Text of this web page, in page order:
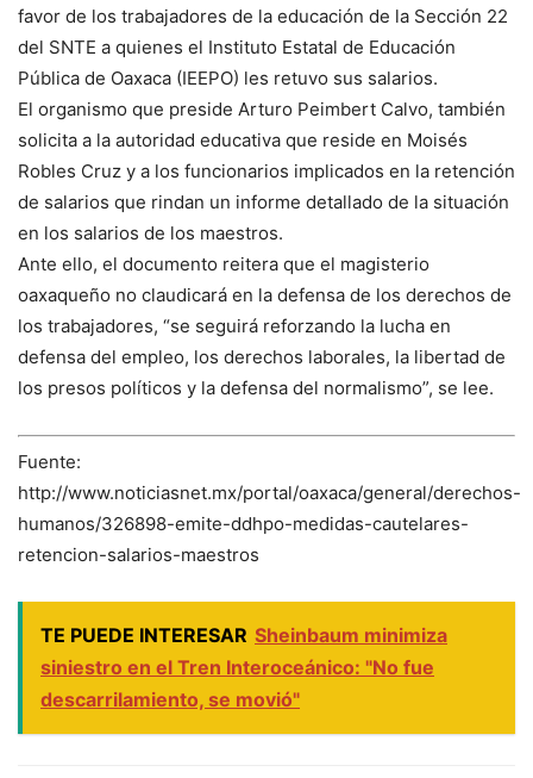
favor de los trabajadores de la educación de la Sección 22
del SNTE a quienes el Instituto Estatal de Educación
Pública de Oaxaca (IEEPO) les retuvo sus salarios.
El organismo que preside Arturo Peimbert Calvo, también
solicita a la autoridad educativa que reside en Moisés
Robles Cruz y a los funcionarios implicados en la retención
de salarios que rindan un informe detallado de la situación
en los salarios de los maestros.
Ante ello, el documento reitera que el magisterio
oaxaqueño no claudicará en la defensa de los derechos de
los trabajadores, “se seguirá reforzando la lucha en
defensa del empleo, los derechos laborales, la libertad de
los presos políticos y la defensa del normalismo”, se lee.
Fuente:
http://www.noticiasnet.mx/portal/oaxaca/general/derechos-
humanos/326898-emite-ddhpo-medidas-cautelares-
retencion-salarios-maestros
TE PUEDE INTERESAR Sheinbaum minimiza
siniestro en el Tren Interoceánico: "No fue
descarrilamiento, se movió"